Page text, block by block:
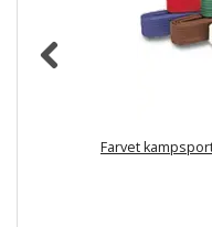
Farvet